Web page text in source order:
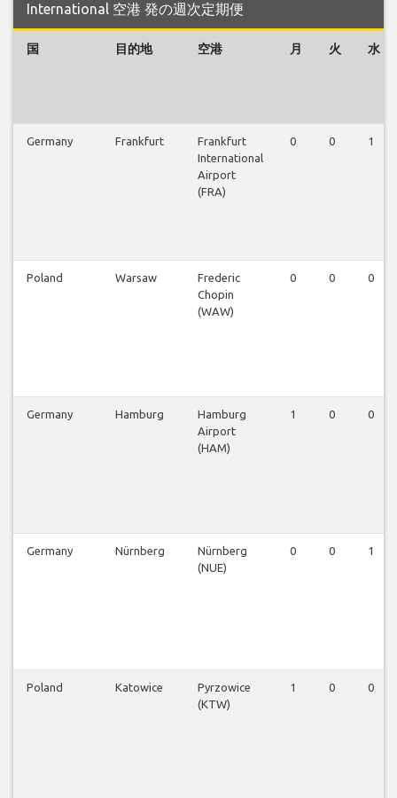
International 空港 発の週次定期便
国 目的地 空港 月 火 水
Germany Frankfurt
Frankfurt
International
Airport
(FRA)
0 0 1
Poland Warsaw
Frederic
Chopin
(WAW)
0 0 0
Germany Hamburg
Hamburg
Airport
(HAM)
1 0 0
Germany Nürnberg
Nürnberg
(NUE)
0 0 1
Poland Katowice
Pyrzowice
(KTW)
1 0 0